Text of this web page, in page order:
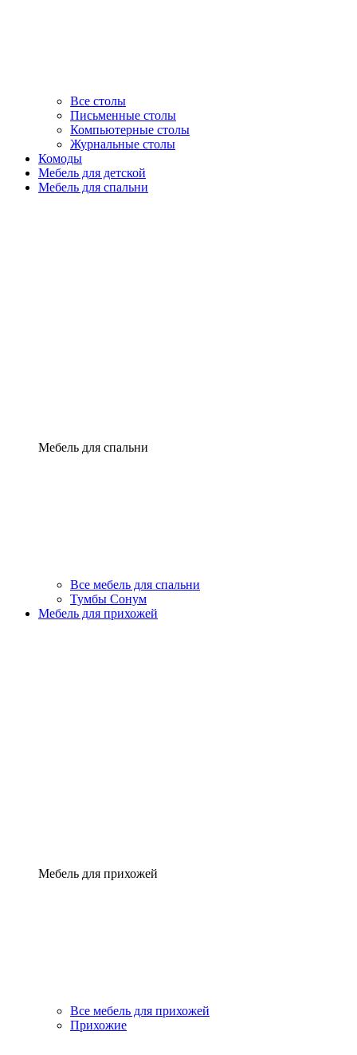
Все столы
Письменные столы
Компьютерные столы
Журнальные столы
Комоды
Мебель для детской
Мебель для спальни
Мебель для спальни
Все мебель для спальни
Тумбы Сонум
Мебель для прихожей
Мебель для прихожей
Все мебель для прихожей
Прихожие